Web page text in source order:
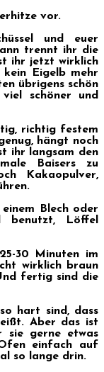
vor.
und euer
trennt ihr die
ihr jetzt wirklich
Eigelb mehr
übrigens schön
schöner und
richtig festem
hängt noch
ihr langsam den
Baisers zu
Kakaopulver,
Blech oder
benutzt, Löffel
30 Minuten im
wirklich braun
fertig sind die
hart sind, dass
Aber das ist
sie gerne etwas
einfach auf
so lange drin.